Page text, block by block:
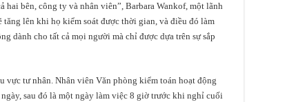
bên, công ty và nhân viên”, Barbara Wankof, một lãnh
lên khi họ kiểm soát được thời gian, và điều đó làm
dành cho tất cả mọi người mà chỉ được dựa trên sự sắp
tư nhân. Nhân viên Văn phòng kiểm toán hoạt động
sau đó là một ngày làm việc 8 giờ trước khi nghỉ cuối